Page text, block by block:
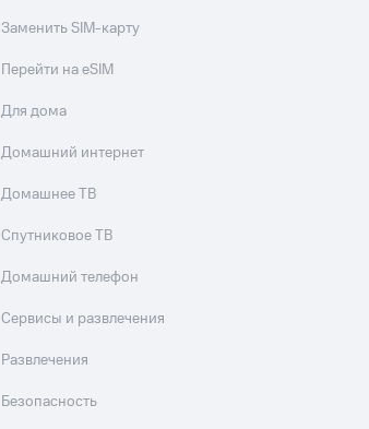
Заменить SIM-карту
Перейти на eSIM
Для дома
Домашний интернет
Домашнее ТВ
Спутниковое ТВ
Домашний телефон
Сервисы и развлечения
Развлечения
Безопасность